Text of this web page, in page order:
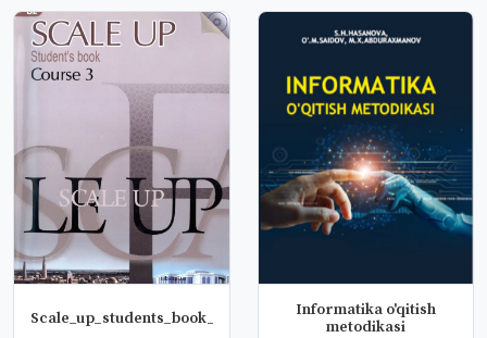
Scale_up_students_book_course_3
Informatika o'qitish
metodikasi